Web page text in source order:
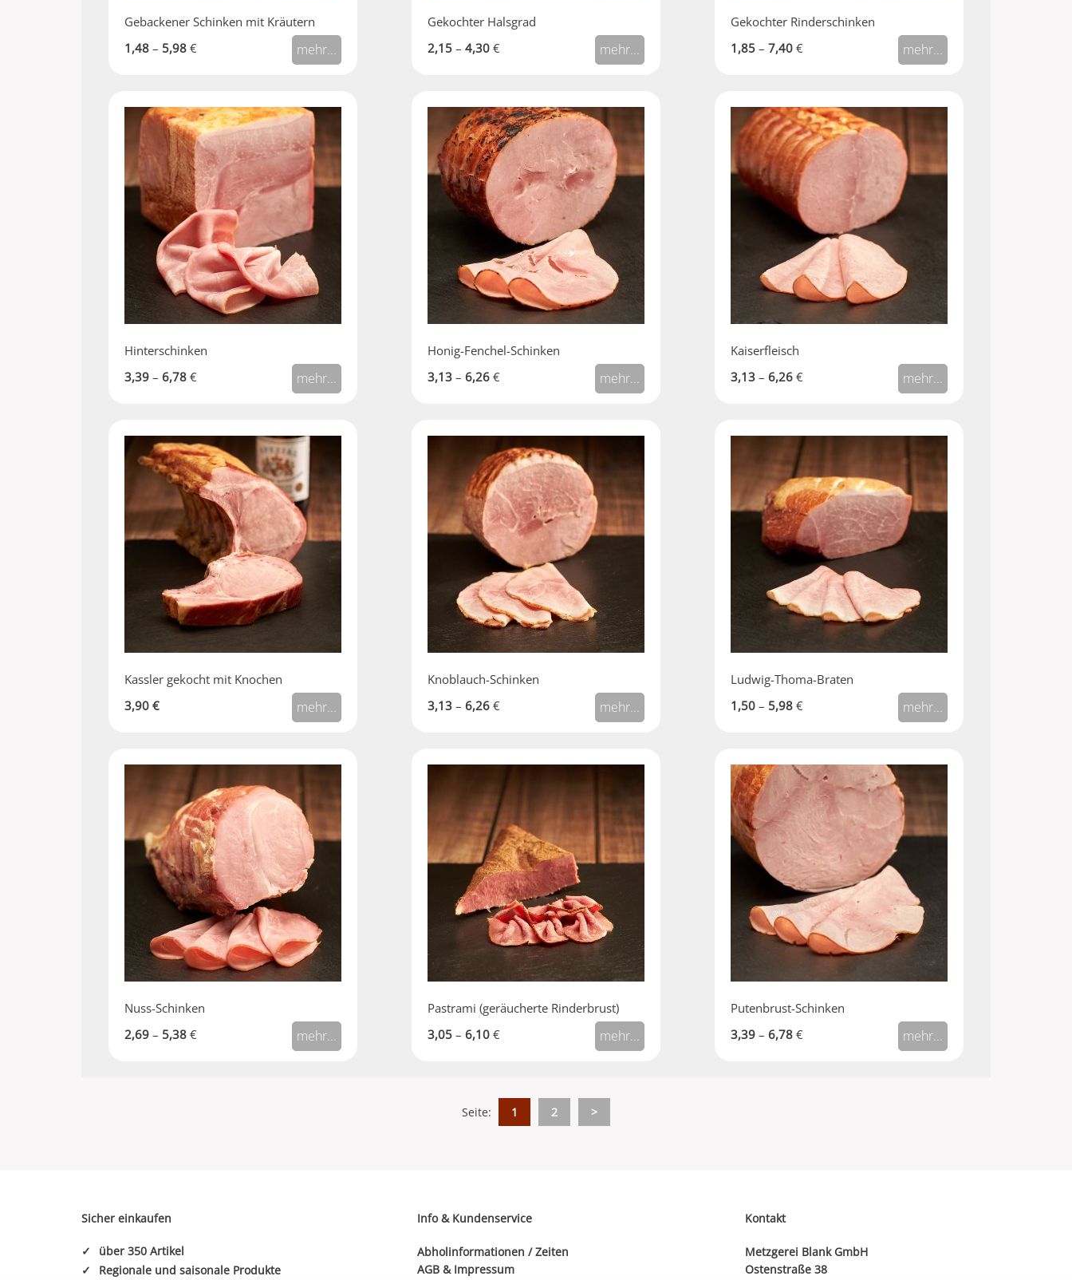
Gebackener Schinken mit Kräutern
1,48– 5,98€ mehr...
Gekochter Halsgrad
2,15– 4,30€ mehr...
Gekochter Rinderschinken
1,85– 7,40€ mehr...
Hinterschinken
3,39– 6,78€ mehr...
Honig-Fenchel-Schinken
3,13– 6,26€ mehr...
Kaiserfleisch
3,13– 6,26€ mehr...
Kassler gekocht mit Knochen
3,90 €
mehr...
Knoblauch-Schinken
3,13– 6,26€ mehr...
Ludwig-Thoma-Braten
1,50– 5,98€ mehr...
Nuss-Schinken
2,69– 5,38€ mehr...
Pastrami (geräucherte Rinderbrust)
3,05– 6,10€ mehr...
Putenbrust-Schinken
3,39– 6,78€ mehr...
Seite: 1 2 >
Sicher einkaufen
✓
über 350 Artikel
✓
Regionale und saisonale Produkte
Info & Kundenservice
Abholinformationen / Zeiten
AGB & Impressum
Kontakt
Metzgerei Blank GmbH
Ostenstraße 38